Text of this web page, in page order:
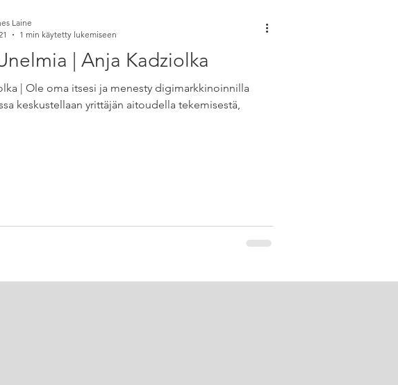
| Anja Kadziolka
| Ole oma itsesi ja menesty digimarkkinoinnilla
keskustellaan yrittäjän aitoudella tekemisestä,
Laine
1 min käytetty lukemiseen